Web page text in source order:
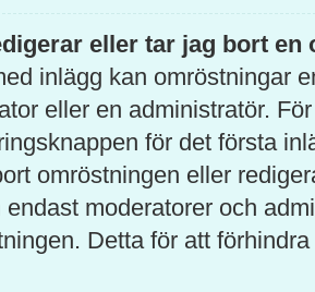
eller tar jag bort en
inlägg kan omröstningar
eller en administratör.
för det första
omröstningen eller
endast moderatorer och
Detta för att